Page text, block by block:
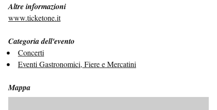
Altre informazioni
www.ticketone.it
Categoria dell'evento
Concerti
Eventi Gastronomici, Fiere e Mercatini
Mappa